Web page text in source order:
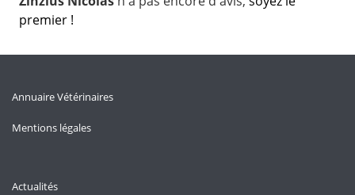
premier !
Annuaire Vétérinaires
Mentions légales
Actualités